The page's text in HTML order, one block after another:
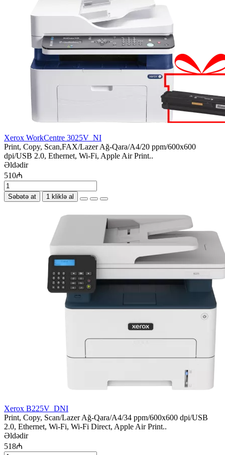
Xerox WorkCentre 3025V_NI
Print, Copy, Scan,FAX/Lazer Ağ-Qara/A4/20 ppm/600x600
dpi/USB 2.0, Ethernet, Wi-Fi, Apple Air Print..
Əldədir
510₼
Səbətə at 1 kliklə al
Xerox B225V_DNI
Print, Copy, Scan/Lazer Ağ-Qara/A4/34 ppm/600x600 dpi/USB
2.0, Ethernet, Wi-Fi, Wi-Fi Direct, Apple Air Print..
Əldədir
518₼